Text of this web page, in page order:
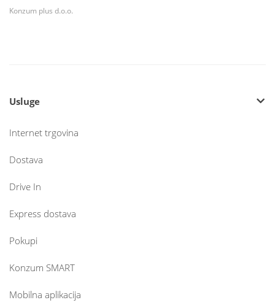
Konzum plus d.o.o.
Usluge
Internet trgovina
Dostava
Drive In
Express dostava
Pokupi
Konzum SMART
Mobilna aplikacija